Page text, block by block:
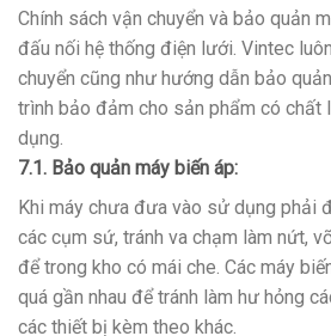
Chính sách vận chuyển và bảo quản
đấu nối hệ thống điện lưới. Vintec
chuyển cũng như hướng dẫn bảo
trình bảo đảm cho sản phẩm có
dụng.
7.1. Bảo quản máy biến áp:
Khi máy chưa đưa vào sử dụng phải
các cụm sứ, tránh va chạm làm nứt,
để trong kho có mái che. Các máy
quá gần nhau để tránh làm hư hỏng
các thiết bị kèm theo khác.